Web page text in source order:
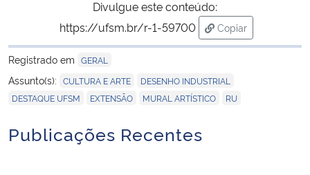
Divulgue este conteúdo:
https://ufsm.br/r-1-59700
Copiar
para área de
Registrado em GERAL
Assunto(s): CULTURA E ARTE DESENHO INDUSTRIAL
DESTAQUE UFSM EXTENSÃO MURAL ARTÍSTICO RU
Publicações Recentes